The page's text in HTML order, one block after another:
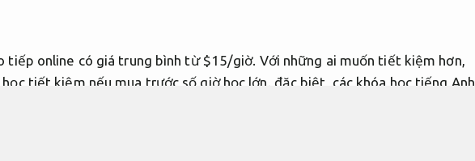
tiếp online có giá trung bình từ $15/giờ. Với những ai muốn tiết kiệm hơn,
tiết kiệm nếu mua trước số giờ học lớn. đặc biệt, các khóa học tiếng Anh